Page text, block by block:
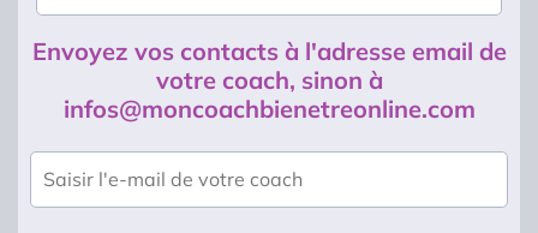
Envoyez vos contacts à l'adresse email de
votre coach, sinon à
infos@moncoachbienetreonline.com